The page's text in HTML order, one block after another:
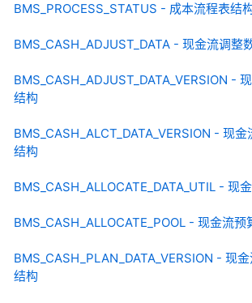
BMS_PROCESS_STATUS - 成本流程表结
BMS_CASH_ADJUST_DATA - 现金流调整
BMS_CASH_ADJUST_DATA_VERSION -
结构
BMS_CASH_ALCT_DATA_VERSION - 现
结构
BMS_CASH_ALLOCATE_DATA_UTIL - 现
BMS_CASH_ALLOCATE_POOL - 现金流预
BMS_CASH_PLAN_DATA_VERSION - 现
结构